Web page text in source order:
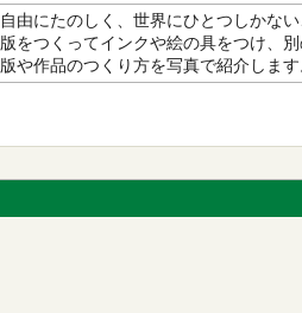
自由にたのしく、世界にひとつしかな
版をつくってインクや絵の具をつけ、
版や作品のつくり方を写真で紹介しま